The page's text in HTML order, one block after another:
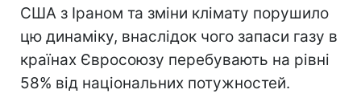
США з Іраном та зміни клімату порушило
цю динаміку, внаслідок чого запаси газу в
країнах Євросоюзу перебувають на рівні
58% від національних потужностей.